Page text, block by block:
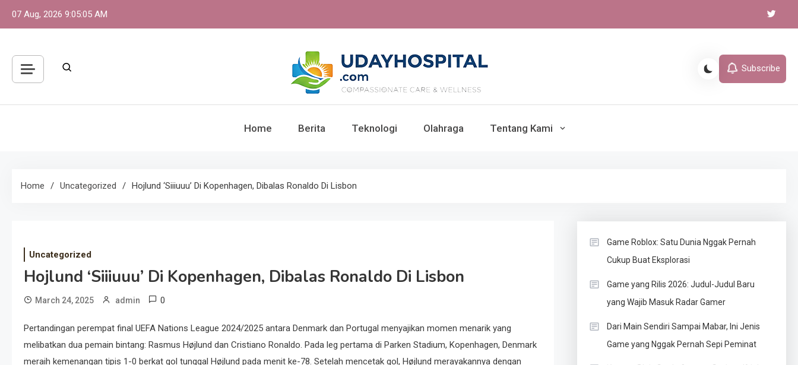
07 Aug, 2026 9:05:05 AM
UdayHospital: Berita, olahraga, gaming Akurat dan
Subscribe
Home Berita Teknologi Olahraga Tentang Kami
Home Uncategorized Hojlund ‘Siiiuuu’ Di Kopenhagen, Dibalas Ronaldo Di Lisbon
Uncategorized
Hojlund ‘Siiiuuu’ Di Kopenhagen, Dibalas Ronaldo Di Lisbon
March 24, 2025 admin 0
​Pertandingan perempat final UEFA Nations League 2024/2025 antara Denmark dan Portugal menyajikan momen menarik yang
melibatkan dua pemain bintang: Rasmus Højlund dan Cristiano Ronaldo. Pada leg pertama di Parken Stadium, Kopenhagen, Denmark
meraih kemenangan tipis 1-0 berkat gol tunggal Højlund pada menit ke-78. Setelah mencetak gol, Højlund merayakannya dengan
Game Roblox: Satu Dunia Nggak Pernah
Cukup Buat Eksplorasi
Game yang Rilis 2026: Judul-Judul Baru
yang Wajib Masuk Radar Gamer
Dari Main Sendiri Sampai Mabar, Ini Jenis
Game yang Nggak Pernah Sepi Peminat